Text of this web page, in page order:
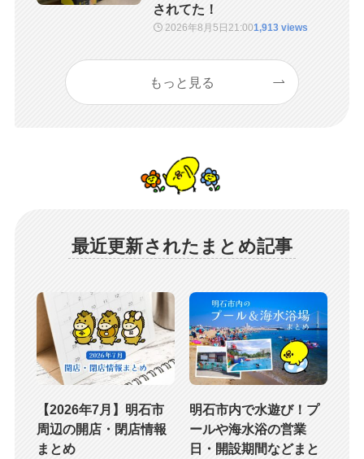
されてた！
2026年8月5日 21:001,913 views
もっと見る
最近更新されたまとめ記事
【2026年7月】明石市
周辺の開店・閉店情報
まとめ
明石市内で水遊び！プ
ールや海水浴の営業
日・開設期間などまと